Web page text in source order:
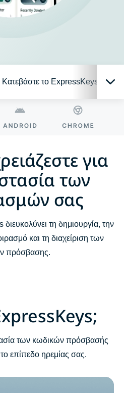
Κατεβάστε το ExpressKeys σε
την προστασία των
απλή χρήση
σε κινητές συσκευές
χωρίς ρίσκο του
για
των
σας
τη δημιουργία, την
και τη διαχείριση των
πρόσβασης.
των κωδικών πρόσβασής
επίπεδο ηρεμίας σας.